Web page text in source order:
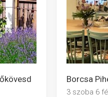
Borcsa
3 szoba 6